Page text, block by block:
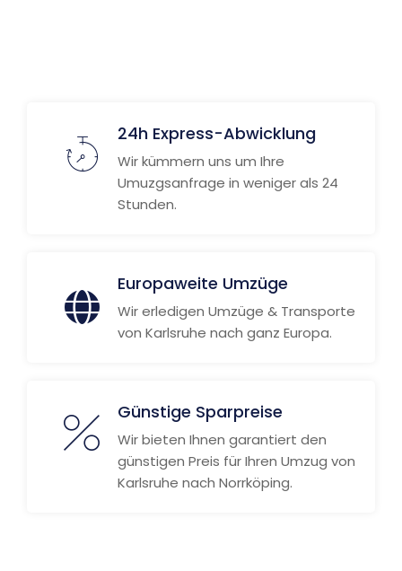
24h Express-Abwicklung
Wir kümmern uns um Ihre
Umuzgsanfrage in weniger als 24
Stunden.
Europaweite Umzüge
Wir erledigen Umzüge & Transporte
von Karlsruhe nach ganz Europa.
Günstige Sparpreise
Wir bieten Ihnen garantiert den
günstigen Preis für Ihren Umzug von
Karlsruhe nach Norrköping.